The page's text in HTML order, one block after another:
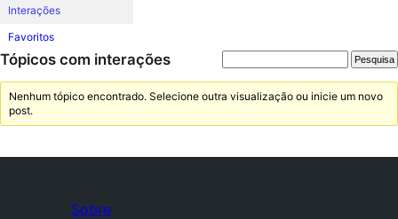
Interações
Favoritos
Tópicos com interações
Nenhum tópico encontrado. Selecione outra visualização ou inicie um novo
post.
Sobre